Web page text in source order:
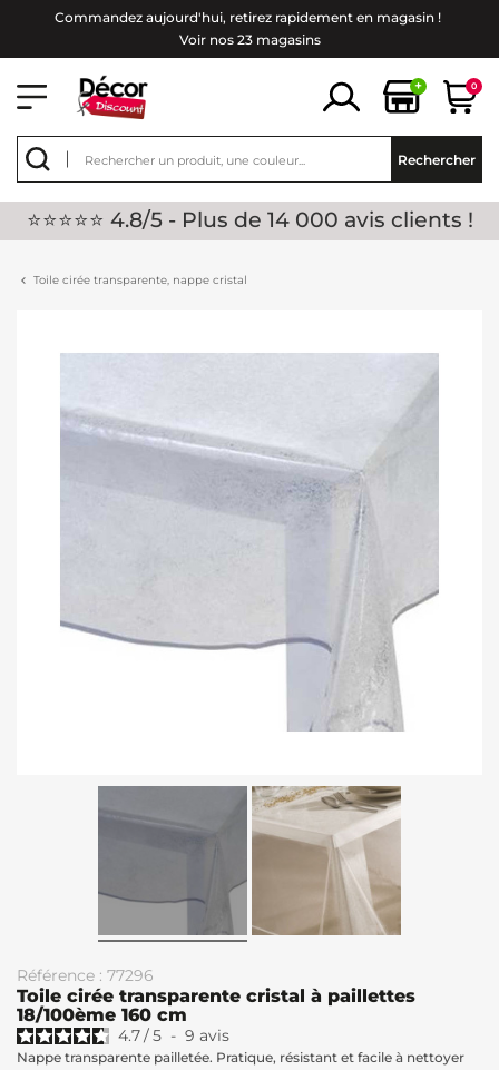
Commandez aujourd'hui, retirez rapidement en magasin !
Voir nos 23 magasins
+ 0
Rechercher
⭐⭐⭐⭐⭐ 4.8/5 - Plus de 14 000 avis clients !
Toile cirée transparente, nappe cristal
Référence : 77296
Toile cirée transparente cristal à paillettes
18/100ème 160 cm
4.7/5 - 9 avis
Nappe transparente pailletée. Pratique, résistant et facile à nettoyer